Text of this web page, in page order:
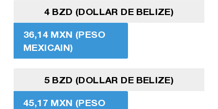
4 BZD (DOLLAR DE BELIZE)
36,14 MXN (PESO
MEXICAIN)
5 BZD (DOLLAR DE BELIZE)
45,17 MXN (PESO